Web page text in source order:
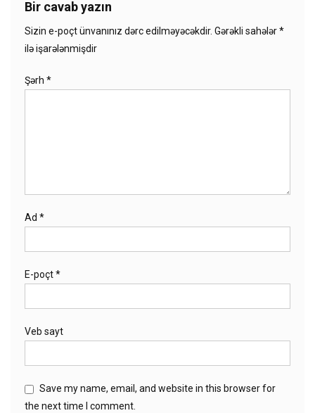
Bir cavab yazın
Sizin e-poçt ünvanınız dərc edilməyəcəkdir. Gərəkli sahələr*
ilə işarələnmişdir
Şərh *
Ad *
E-poçt*
Veb sayt
Save my name, email, and website in this browser for
the next time I comment.